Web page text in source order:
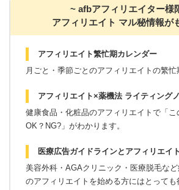
~ afbアフィリエイター様
アフィリエイト マル秘情報が
アフィリエイト繁忙期カレンダー
月ごと・季節ごとのアフィリエイトの繁忙
アフィリエイト×薬機法 ライティング
健康食品・化粧品のアフィリエイトで「こ
OK？NG?」がわかります。
医療広告ガイドラインとアフィリエイト
美容外科・AGAクリニック・医療脱毛な
のアフィリエイトを始める方にはとっても